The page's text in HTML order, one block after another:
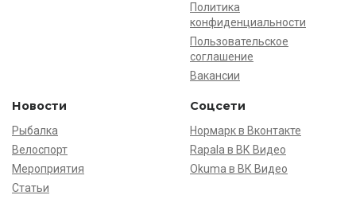
Политика
конфиденциальности
Пользовательское
соглашение
Вакансии
Новости
Рыбалка
Велоспорт
Мероприятия
Статьи
Соцсети
Нормарк в Вконтакте
Rapala в ВК Видео
Okuma в ВК Видео